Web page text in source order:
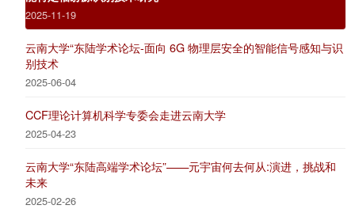
2025-11-19
云南大学“东陆学术论坛-面向 6G 物理层安全的智能信号感知与识
别技术
2025-06-04
CCF理论计算机科学专委会走进云南大学
2025-04-23
云南大学“东陆高端学术论坛”——元宇宙何去何从:演进，挑战和
未来
2025-02-26